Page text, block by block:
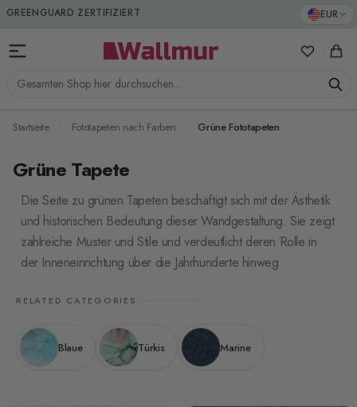
Zum Inhalt springen EUR
Gesamten Shop hier durchsuchen...
Meine
GREENGUARD ZERTIFIZIERT
Startseite Fototapeten nach Farben Grüne Fototapeten
Grüne Tapete
Die Seite zu grünen Tapeten beschäftigt sich mit der Ästhetik
und historischen Bedeutung dieser Wandgestaltung. Sie zeigt
zahlreiche Muster und Stile und verdeutlicht deren Rolle in
der Inneneinrichtung über die Jahrhunderte hinweg.
RELATED CATEGORIES
Blaue Türkis Marine